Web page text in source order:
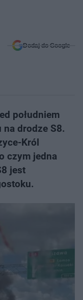
Dodaj do Google
południem
na drodze S8.
Król
czym jedna
jest